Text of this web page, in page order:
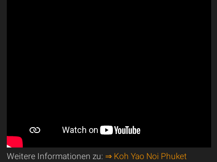
Weitere Informationen zu: ⇒ Koh Yao Noi Phuket